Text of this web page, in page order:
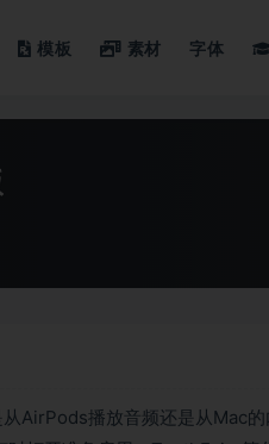
模板 素材 字体
AirPods播放音频还是从Mac